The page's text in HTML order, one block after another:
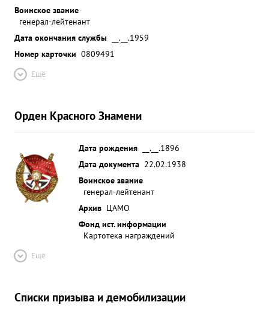
Воинское звание
генерал-лейтенант
Дата окончания службы
__.__.1959
Номер карточки 0809491
Ещё
Орден Красного Знамени
Дата рождения
__.__.1896
Дата документа 22.02.1938
Воинское звание
генерал-лейтенант
Архив ЦАМО
Фонд ист. информации
Картотека награждений
Ещё
Списки призыва и демобилизации